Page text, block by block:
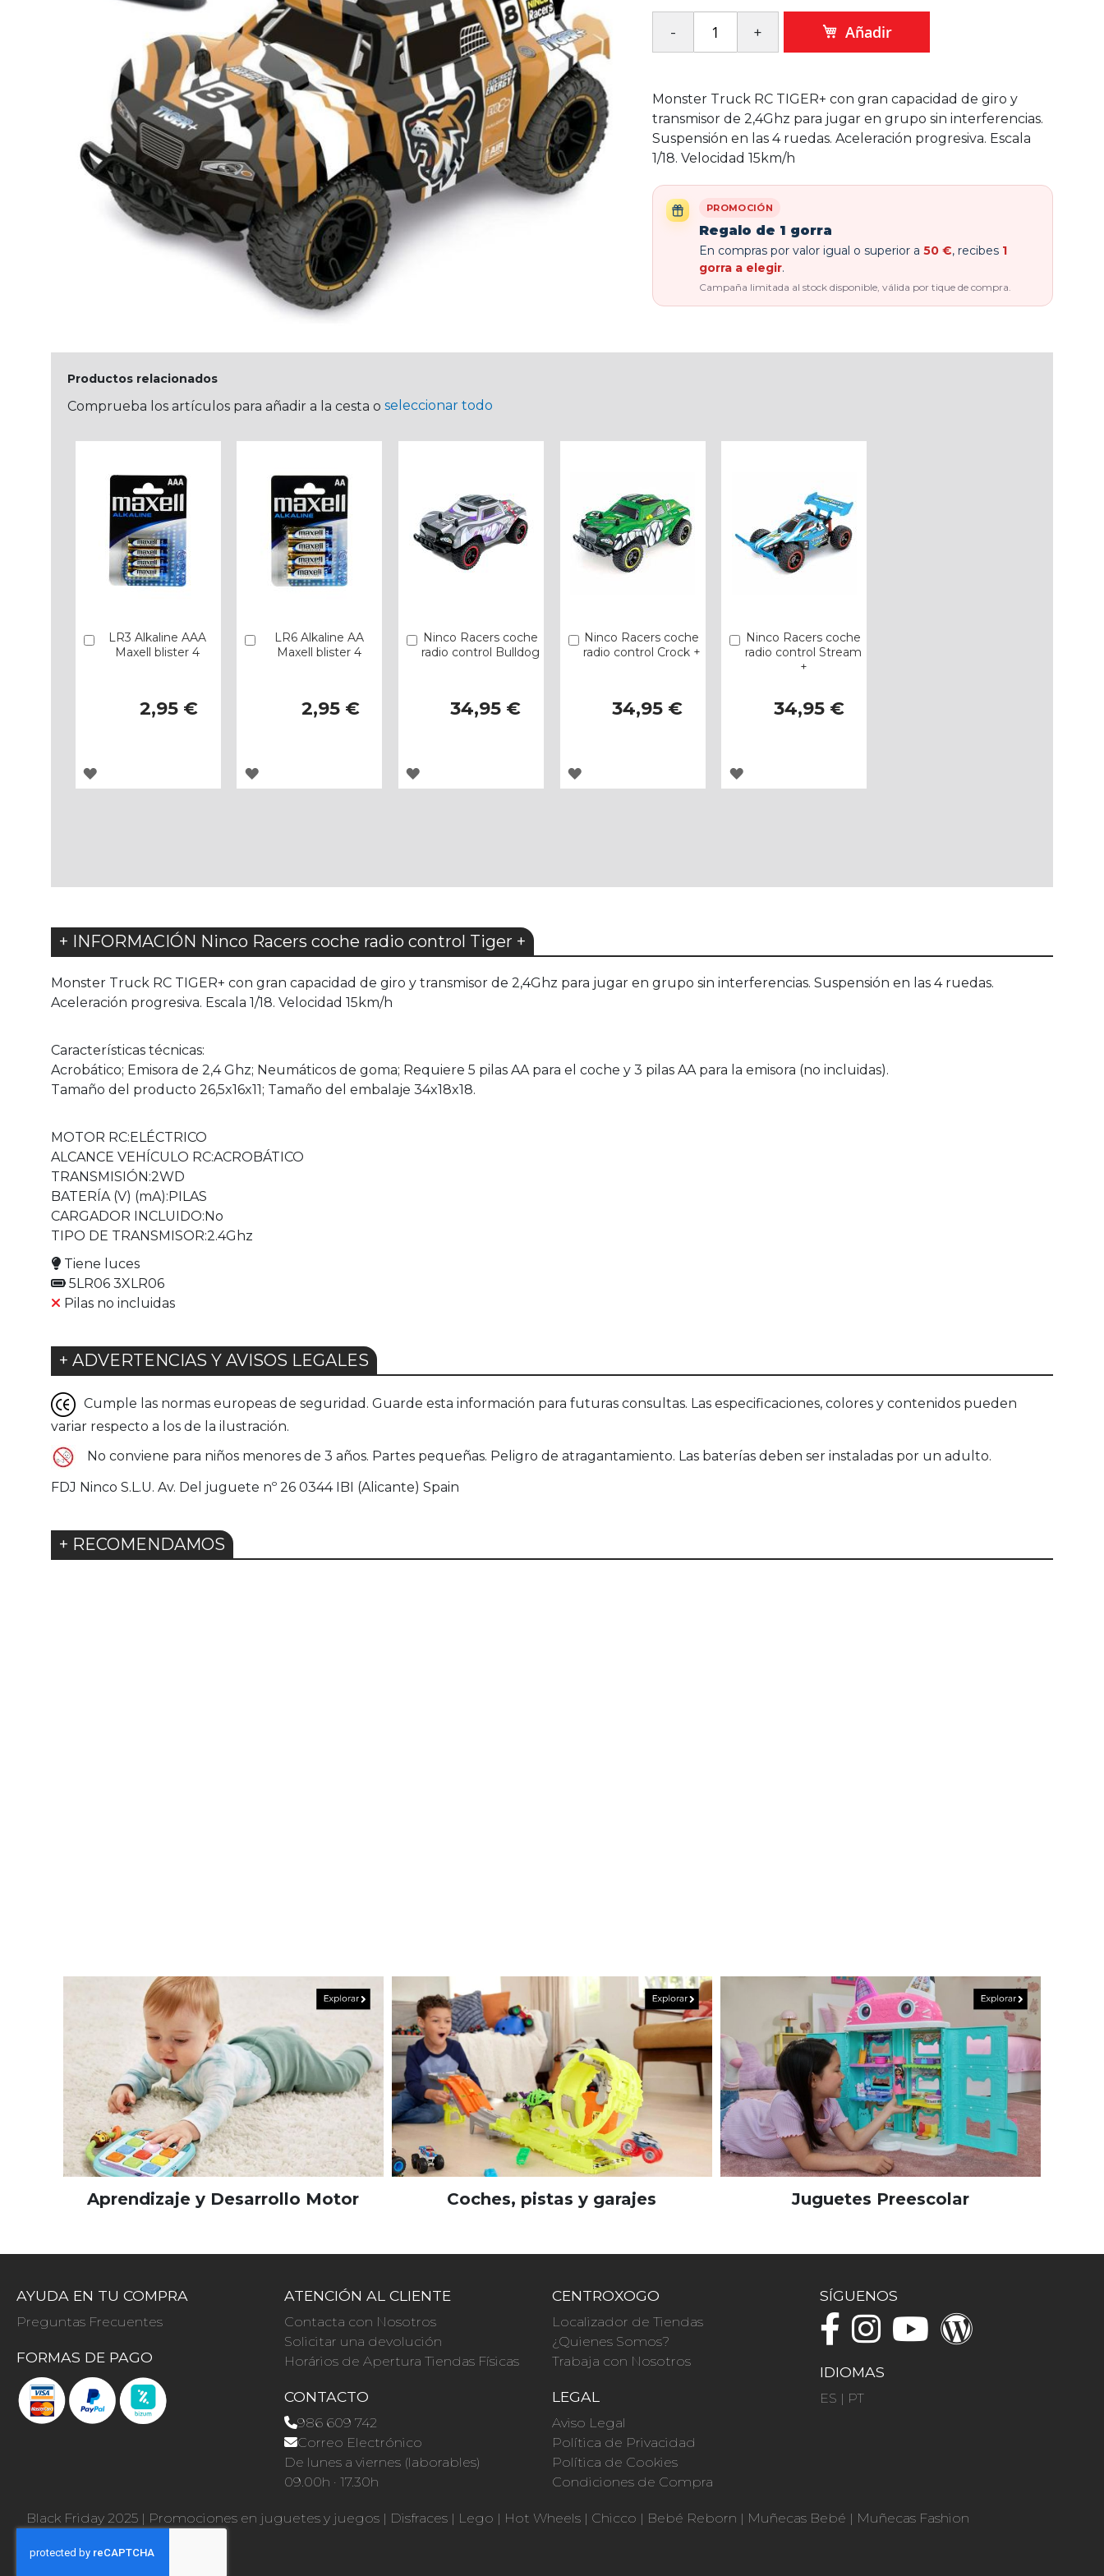
Añadir
Monster Truck RC TIGER+ con gran capacidad de giro y
transmisor de 2,4Ghz para jugar en grupo sin interferencias.
Suspensión en las 4 ruedas. Aceleración progresiva. Escala
1/18. Velocidad 15km/h
PROMOCIÓN
Regalo de 1 gorra
En compras por valor igual o superior a 50 €, recibes 1
gorra a elegir.
Campaña limitada al stock disponible, válida por tique de compra.
Productos relacionados
Comprueba los artículos para añadir a la cesta o seleccionar todo
LR3 Alkaline AAA
Maxell blister 4
2,95 €
Añadir
AGREGAR
LR6 Alkaline AA
Maxell blister 4
2,95 €
Añadir
AGREGAR
Ninco Racers coche
radio control Bulldog
34,95 €
Añadir
AGREGAR
Ninco Racers coche
radio control Crock +
34,95 €
Añadir
AGREGAR
Ninco Racers coche
radio control Stream
+
34,95 €
Añadir
AGREGAR
+ INFORMACIÓN Ninco Racers coche radio control Tiger +
Monster Truck RC TIGER+ con gran capacidad de giro y transmisor de 2,4Ghz para jugar en grupo sin interferencias. Suspensión en las 4 ruedas.
Aceleración progresiva. Escala 1/18. Velocidad 15km/h
Características técnicas:
Acrobático; Emisora de 2,4 Ghz; Neumáticos de goma; Requiere 5 pilas AA para el coche y 3 pilas AA para la emisora (no incluidas).
Tamaño del producto 26,5x16x11; Tamaño del embalaje 34x18x18.
MOTOR RC:ELÉCTRICO
ALCANCE VEHÍCULO RC:ACROBÁTICO
TRANSMISIÓN:2WD
BATERÍA (V) (mA):PILAS
CARGADOR INCLUIDO:No
TIPO DE TRANSMISOR:2.4Ghz
Tiene luces
5LR06 3XLR06
Pilas no incluidas
+ ADVERTENCIAS Y AVISOS LEGALES
Cumple las normas europeas de seguridad. Guarde esta información para futuras consultas. Las especificaciones, colores y contenidos pueden
variar respecto a los de la ilustración.
No conviene para niños menores de 3 años. Partes pequeñas. Peligro de atragantamiento. Las baterías deben ser instaladas por un adulto.
FDJ Ninco S.L.U. Av. Del juguete nº 26 0344 IBI (Alicante) Spain
+ RECOMENDAMOS
Aprendizaje y Desarrollo Motor Coches, pistas y garajes Juguetes Preescolar
AYUDA EN TU COMPRA
Preguntas Frecuentes
FORMAS DE PAGO
ATENCIÓN AL CLIENTE
Contacta con Nosotros
Solicitar una devolución
Horários de Apertura Tiendas Físicas
CONTACTO
986 609 742
Correo Electrónico
De lunes a viernes (laborables)
09.00h · 17.30h
CENTROXOGO
Localizador de Tiendas
¿Quienes Somos?
Trabaja con Nosotros
LEGAL
Aviso Legal
Política de Privacidad
Política de Cookies
Condiciones de Compra
SÍGUENOS
IDIOMAS
ES | PT
Black Friday 2025 | Promociones en juguetes y juegos | Disfraces | Lego | Hot Wheels | Chicco | Bebé Reborn | Muñecas Bebé | Muñecas Fashion